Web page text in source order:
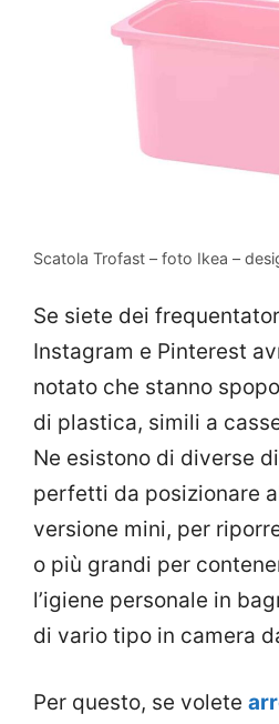
Scatola Trofast – foto Ikea –
Se siete dei
Instagram e Pinterest
notato che stanno
di plastica, simili a
Ne esistono di diverse
perfetti da posizionare
versione mini, per
o più grandi per
l’igiene personale in
di vario tipo in camera
Per questo, se volete